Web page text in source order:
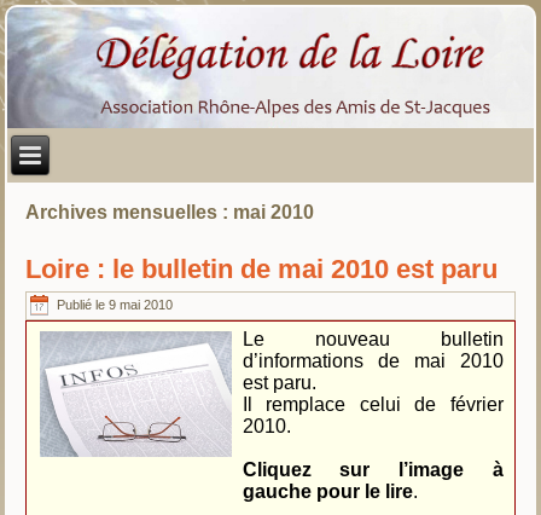
Archives mensuelles : mai 2010
Loire : le bulletin de mai 2010 est paru
Publié le 9 mai 2010
Le nouveau bulletin
d’informations de mai 2010
est paru.
Il remplace celui de février
2010.
Cliquez sur l’image à
gauche pour le lire.